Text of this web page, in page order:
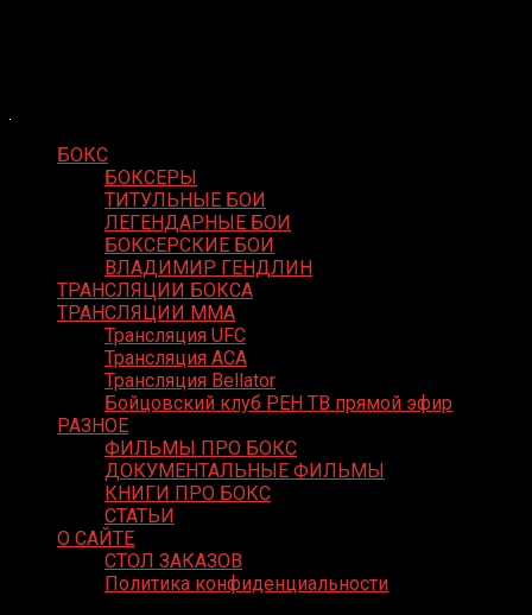
БОКС
БОКСЕРЫ
ТИТУЛЬНЫЕ БОИ
ЛЕГЕНДАРНЫЕ БОИ
БОКСЕРСКИЕ БОИ
ВЛАДИМИР ГЕНДЛИН
ТРАНСЛЯЦИИ БОКСА
ТРАНСЛЯЦИИ MMA
Трансляция UFC
Трансляция ACA
Трансляция Bellator
Бойцовский клуб РЕН ТВ прямой эфир
РАЗНОЕ
ФИЛЬМЫ ПРО БОКС
ДОКУМЕНТАЛЬНЫЕ ФИЛЬМЫ
КНИГИ ПРО БОКС
СТАТЬИ
О САЙТЕ
СТОЛ ЗАКАЗОВ
Политика конфиденциальности